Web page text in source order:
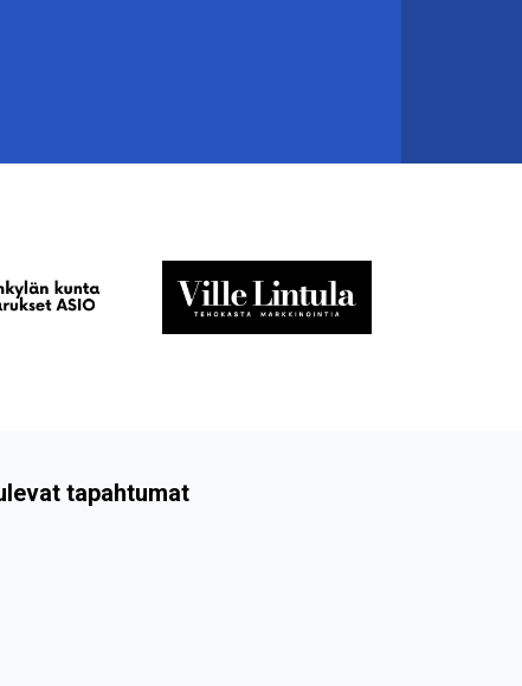
tapahtumat